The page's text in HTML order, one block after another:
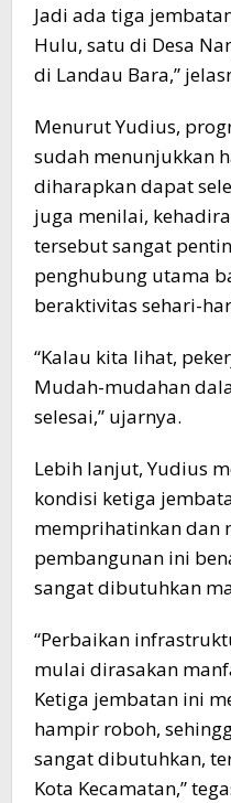
Jadi ada tiga
Hulu, satu di Desa
di Landau Bara,”
Menurut Yudius,
sudah menunjukkan
diharapkan dapat
juga menilai,
tersebut sangat
penghubung utama
beraktivitas sehari-
“Kalau kita lihat,
Mudah-mudahan
selesai,” ujarnya.
Lebih lanjut, Yudius
kondisi ketiga
memprihatinkan dan
pembangunan ini
sangat dibutuhkan
“Perbaikan
mulai dirasakan
Ketiga jembatan ini
hampir roboh,
sangat dibutuhkan,
Kota Kecamatan,”